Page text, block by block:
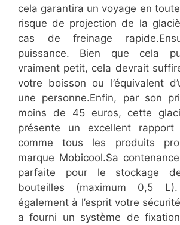
cela garantira un voyage en
risque de projection de la
cas de freinage
puissance. Bien que cela
vraiment petit, cela devrait
votre boisson ou l’équivalent
une personne.Enfin, par son
moins de 45 euros, cette
présente un excellent
comme tous les produits
marque Mobicool.Sa
parfaite pour le stockage
bouteilles (maximum 0,5
également à l’esprit votre
a fourni un système de